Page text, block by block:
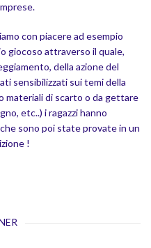
con piacere ad esempio
giocoso attraverso il quale,
della azione del
sensibilizzati sui temi della
materiali di scarto o da gettare
etc..) i ragazzi hanno
sono poi state provate in un
!